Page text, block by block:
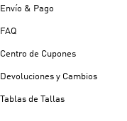
Envío & Pago
FAQ
Centro de Cupones
Devoluciones y Cambios
Tablas de Tallas